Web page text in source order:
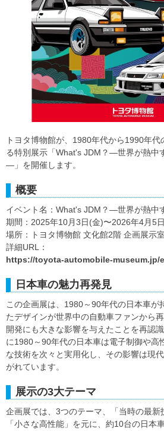
トヨタ博物館が、1980年代から1990年
る特別展示「What's JDM？―世界が熱中
―」を開催します。
概要
イベント名：What's JDM？―世界が熱
期間：2025年10月3日(金)〜2026年4月5
場所：トヨタ博物館 文化館2階 企画展示室
詳細URL：
https://toyota-automobile-museum.jp/
日本車の魅力再発見
この企画展は、1980～90年代の日本車が
たデザインが世界中の自動車ファンから
開発にも大きな影響を与えたことを再認
に1980～90年代の日本車は電子制御や高
な技術を次々と実用化し、その影響は現
がれています。
展示の3大テーマ
企画展では、3つのテーマ、「当時の最新
「小さな高性能」を元に、約10台の日本